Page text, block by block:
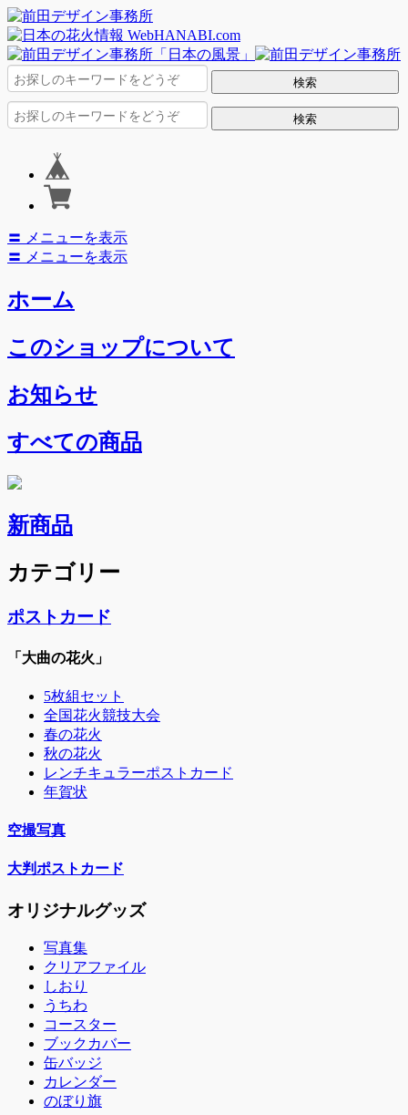
〓 メニューを表示
〓 メニューを表示
ホーム
このショップについて
お知らせ
すべての商品
新商品
カテゴリー
ポストカード
「大曲の花火」
5枚組セット
全国花火競技大会
春の花火
秋の花火
レンチキュラーポストカード
年賀状
空撮写真
大判ポストカード
オリジナルグッズ
写真集
クリアファイル
しおり
うちわ
コースター
ブックカバー
缶バッジ
カレンダー
のぼり旗